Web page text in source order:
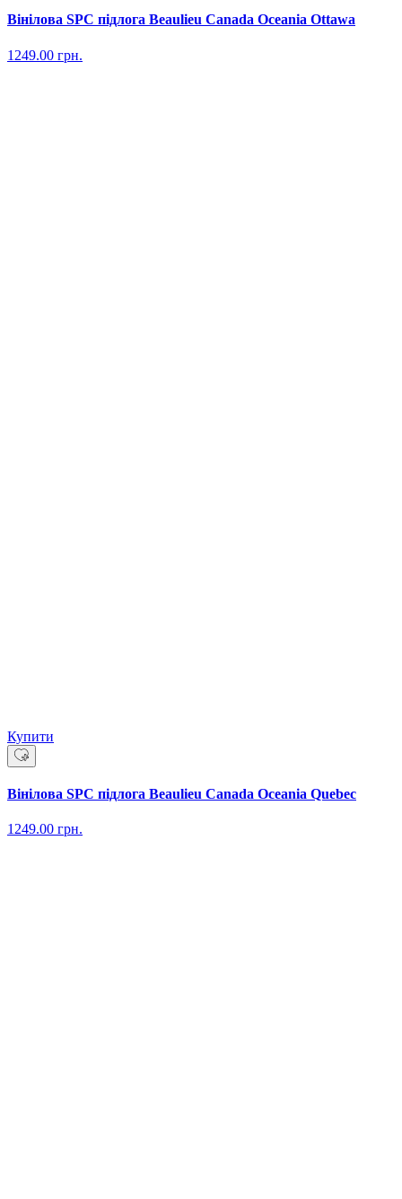
Вінілова SPC підлога Beaulieu Canada Oceania Ottawa
1249.00 грн.
Купити
Вінілова SPC підлога Beaulieu Canada Oceania Quebec
1249.00 грн.